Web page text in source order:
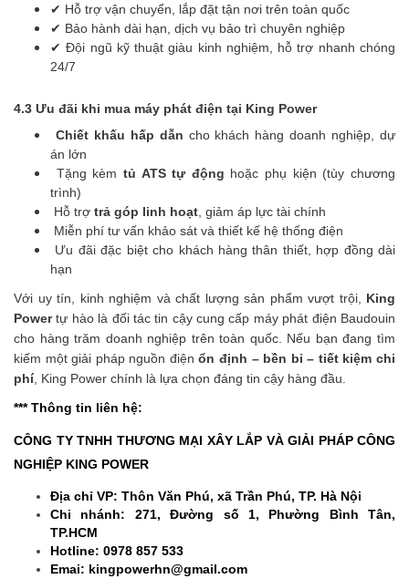
✔ Hỗ trợ vận chuyển, lắp đặt tận nơi trên toàn quốc
✔ Bảo hành dài hạn, dịch vụ bảo trì chuyên nghiệp
✔ Đội ngũ kỹ thuật giàu kinh nghiệm, hỗ trợ nhanh chóng
24/7
4.3 Ưu đãi khi mua máy phát điện tại King Power
Chiết khấu hấp dẫn cho khách hàng doanh nghiệp, dự
án lớn
Tặng kèm tủ ATS tự động hoặc phụ kiện (tùy chương
trình)
Hỗ trợ trả góp linh hoạt , giảm áp lực tài chính
Miễn phí tư vấn khảo sát và thiết kế hệ thống điện
Ưu đãi đặc biệt cho khách hàng thân thiết, hợp đồng dài
hạn
Với uy tín, kinh nghiệm và chất lượng sản phẩm vượt trội, King
Powertự hào là đối tác tin cậy cung cấp máy phát điện Baudouin
cho hàng trăm doanh nghiệp trên toàn quốc. Nếu bạn đang tìm
kiếm một giải pháp nguồn điệnổn định – bền bỉ – tiết kiệm chi
phí, King Power chính là lựa chọn đáng tin cậy hàng đầu.
*** Thông tin liên hệ:
CÔNG TY TNHH THƯƠNG MẠI XÂY LẮP VÀ GIẢI PHÁP CÔNG
NGHIỆP KING POWER
Địa chỉ VP: Thôn Văn Phú, xã Trần Phú, TP. Hà Nội
Chi nhánh: 271, Đường số 1, Phường Bình Tân,
TP.HCM
Hotline: 0978 857 533
Emai: kingpowerhn@gmail.com